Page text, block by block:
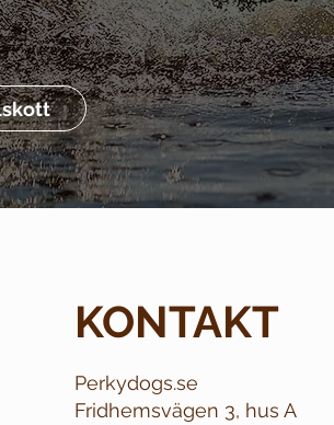
KONTAKT
Perkydogs.se
Fridhemsvägen 3, hus A